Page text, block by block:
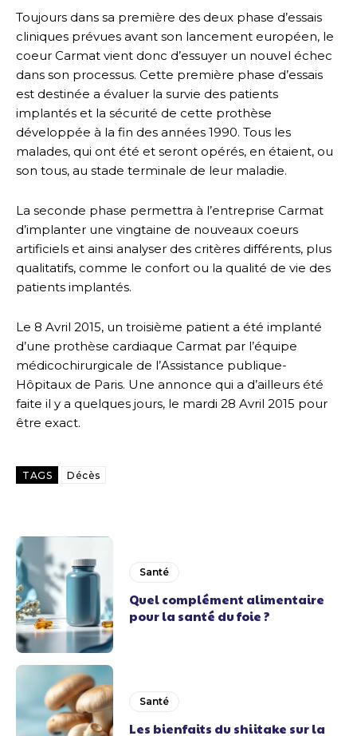
Toujours dans sa première des deux phase d’essais
cliniques prévues avant son lancement européen, le
coeur Carmat vient donc d’essuyer un nouvel échec
dans son processus. Cette première phase d’essais
est destinée a évaluer la survie des patients
implantés et la sécurité de cette prothèse
développée à la fin des années 1990. Tous les
malades, qui ont été et seront opérés, en étaient, ou
son tous, au stade terminale de leur maladie.
La seconde phase permettra à l’entreprise Carmat
d’implanter une vingtaine de nouveaux coeurs
artificiels et ainsi analyser des critères différents, plus
qualitatifs, comme le confort ou la qualité de vie des
patients implantés.
Le 8 Avril 2015, un troisième patient a été implanté
d’une prothèse cardiaque Carmat par l’équipe
médicochirurgicale de l’Assistance publique-
Hôpitaux de Paris. Une annonce qui a d’ailleurs été
faite il y a quelques jours, le mardi 28 Avril 2015 pour
être exact.
TAGS Décès
Santé
Quel complément alimentaire
pour la santé du foie ?
Santé
Les bienfaits du shiitake sur la